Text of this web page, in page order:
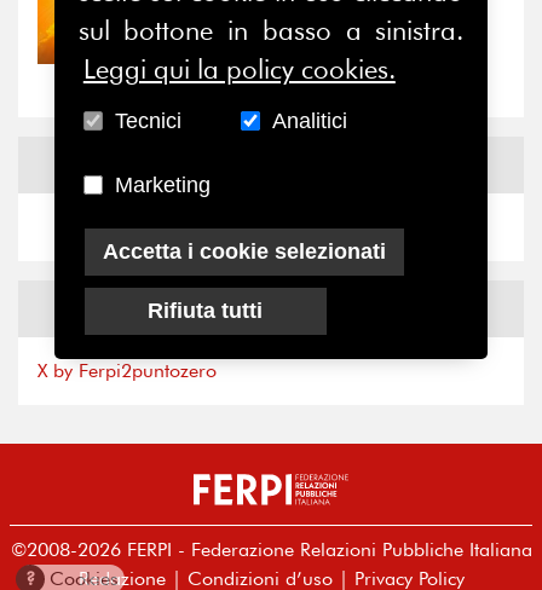
Nove anni dopo la
“grande cecità”: la...
News
X by Ferpi2puntozero
©2008-2026 FERPI - Federazione Relazioni Pubbliche Italiana
Redazione| Condizioni d’uso| Privacy Policy
? Cookies
sul bottone in basso a sinistra.
Leggi qui la policy cookies.
Tecnici Analitici
Marketing
Accetta i cookie selezionati
Rifiuta tutti